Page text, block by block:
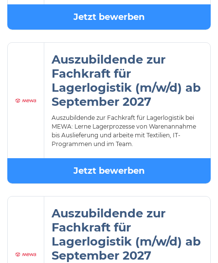
Jetzt bewerben
Auszubildende zur
Fachkraft für
Lagerlogistik (m/w/d) ab
September 2027
Auszubildende zur Fachkraft für Lagerlogistik bei
MEWA: Lerne Lagerprozesse von Warenannahme
bis Auslieferung und arbeite mit Textilien, IT-
Programmen und im Team.
Jetzt bewerben
Auszubildende zur
Fachkraft für
Lagerlogistik (m/w/d) ab
September 2027